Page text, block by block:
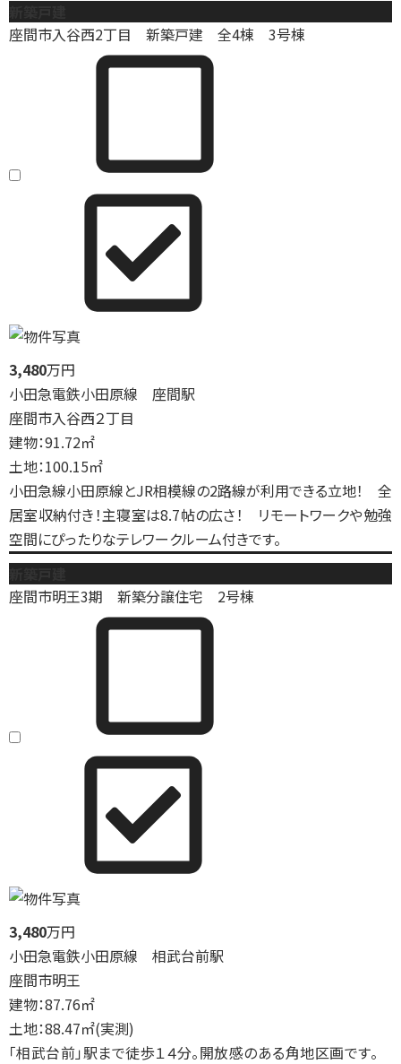
座間市入谷西2丁目 新築戸建 全4棟 3号棟
3,480万円
小田急電鉄小田原線 座間駅
座間市入谷西２丁目
建物：91.72㎡
土地：100.15㎡
小田急線小田原線とJR相模線の2路線が利用できる立地！ 全
居室収納付き！主寝室は8.7帖の広さ！ リモートワークや勉強
空間にぴったりなテレワークルーム付きです。
座間市明王3期 新築分譲住宅 2号棟
3,480万円
小田急電鉄小田原線 相武台前駅
座間市明王
建物：87.76㎡
土地：88.47㎡(実測)
「相武台前」駅まで徒歩１４分。開放感のある角地区画です。